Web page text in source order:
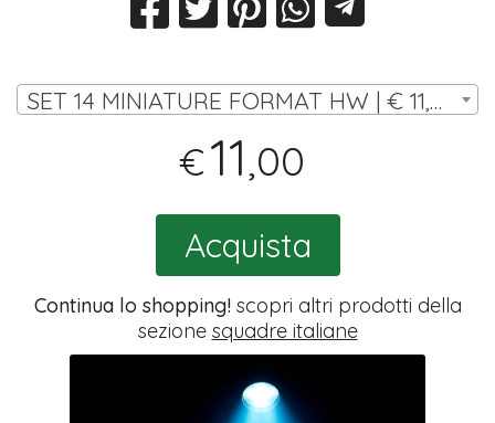
SET 14 MINIATURE FORMAT HW | € 11,00
€11,00
Acquista
Continua lo shopping!scopri altri prodotti della
sezione squadre italiane